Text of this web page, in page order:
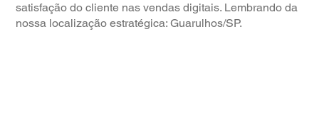
satisfação do cliente nas vendas digitais. Lembrando da
nossa localização estratégica: Guarulhos/SP.